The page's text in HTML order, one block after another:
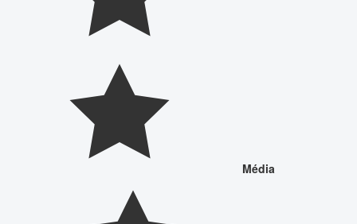
Média